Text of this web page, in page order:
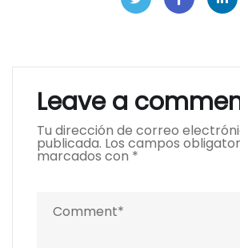
Leave a
Tu dirección de correo
publicada. Los campos
marcados con *